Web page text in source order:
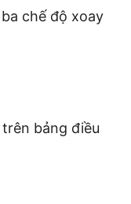
chế độ xoay
bảng điều